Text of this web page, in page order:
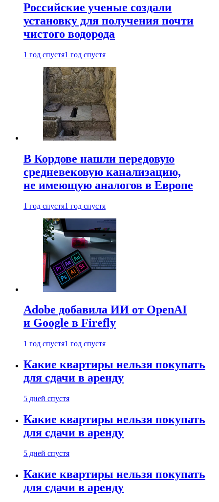
Российские ученые создали
установку для получения почти
чистого водорода
1 год спустя1 год спустя
В Кордове нашли передовую
средневековую канализацию,
не имеющую аналогов в Европе
1 год спустя1 год спустя
Adobe добавила ИИ от OpenAI
и Google в Firefly
1 год спустя1 год спустя
Какие квартиры нельзя покупать
для сдачи в аренду
5 дней спустя
Какие квартиры нельзя покупать
для сдачи в аренду
5 дней спустя
Какие квартиры нельзя покупать
для сдачи в аренду